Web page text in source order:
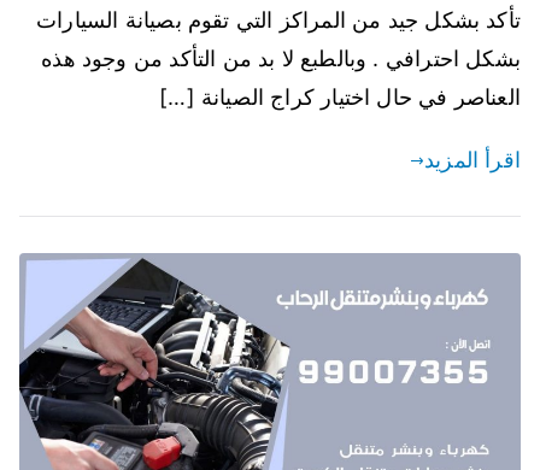
تأكد بشكل جيد من المراكز التي تقوم بصيانة السيارات
بشكل احترافي . وبالطبع لا بد من التأكد من وجود هذه
العناصر في حال اختيار كراج الصيانة […]
اقرأ المزيد